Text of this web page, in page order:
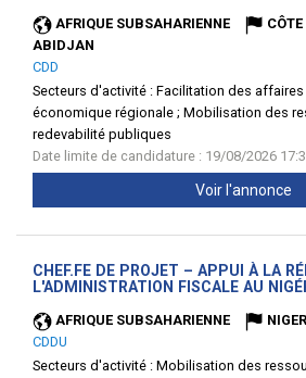
AFRIQUE SUBSAHARIENNE
ABIDJAN
CDD
Secteurs d'activité : Facilitation des
économique régionale ; Mobilisation des
redevabilité publiques
Date limite de candidature : 19/08/2026
Voir l'annonce
CHEF.FE DE PROJET – APPUI À LA
L'ADMINISTRATION FISCALE AU
AFRIQUE SUBSAHARIENNE
CDDU
Secteurs d'activité : Mobilisation des